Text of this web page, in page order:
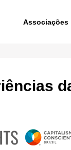
Associações